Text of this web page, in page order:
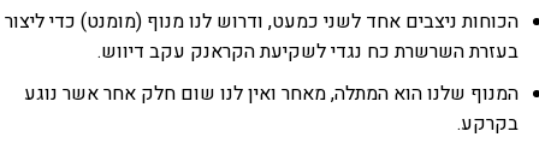
הכוחות ניצבים אחד לשני כמעט, ודרוש לנו מנוף (מומנט) כדי ליצור
בעזרת השרשרת כח נגדי לשקיעת הקראנק עקב דיווש.
המנוף שלנו הוא המתלה, מאחר ואין לנו שום חלק אחר אשר נוגע
בקרקע.